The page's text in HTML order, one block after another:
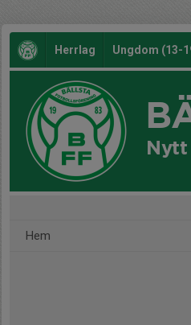
Herrlag Ungdom (13-
Hem